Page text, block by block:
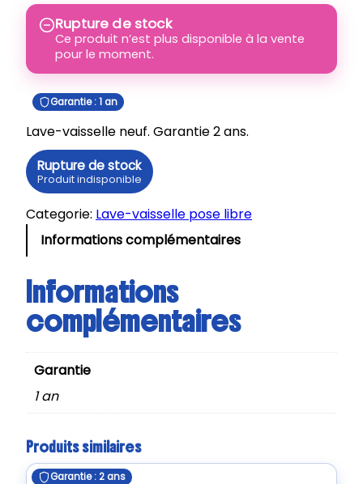
Rupture de stock
Ce produit n’est plus disponible à la vente
pour le moment.
Garantie : 1 an
Lave-vaisselle neuf. Garantie 2 ans.
Rupture de stock
Produit indisponible
Categorie: Lave-vaisselle pose libre
Informations complémentaires
Informations
complémentaires
Garantie
1 an
Produits similaires
Garantie : 2 ans